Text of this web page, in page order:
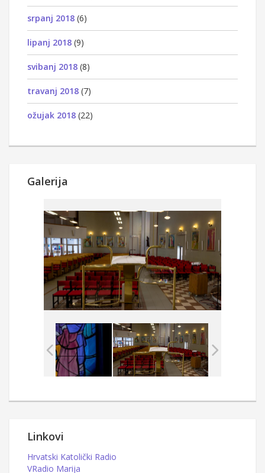
srpanj 2018 (6)
lipanj 2018 (9)
svibanj 2018 (8)
travanj 2018 (7)
ožujak 2018 (22)
Galerija
Linkovi
Hrvatski Katolički Radio
VRadio Marija